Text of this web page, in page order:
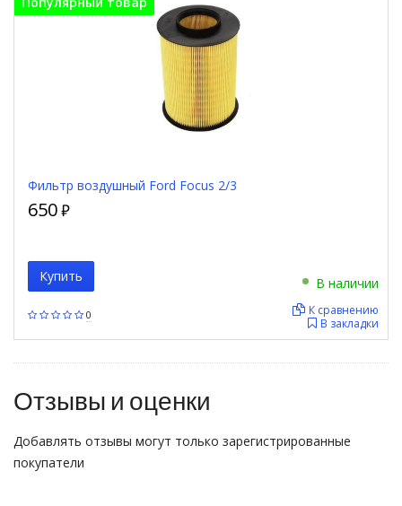
Фильтр воздушный Ford Focus 2/3
0
650₽
В наличии
В закладки
К сравнению
Купить
Отзывы и оценки
Добавлять отзывы могут только зарегистрированные
покупатели